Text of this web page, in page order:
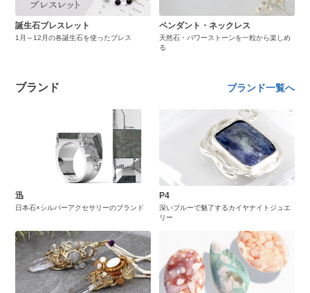
誕生石ブレスレット
1月～12月の各誕生石を使ったブレス
ペンダント・ネックレス
天然石・パワーストーンを一粒から楽しめ
る
ブランド ブランド一覧へ
迅
日本石×シルバーアクセサリーのブランド
P4
深いブルーで魅了するカイヤナイトジュエ
リー